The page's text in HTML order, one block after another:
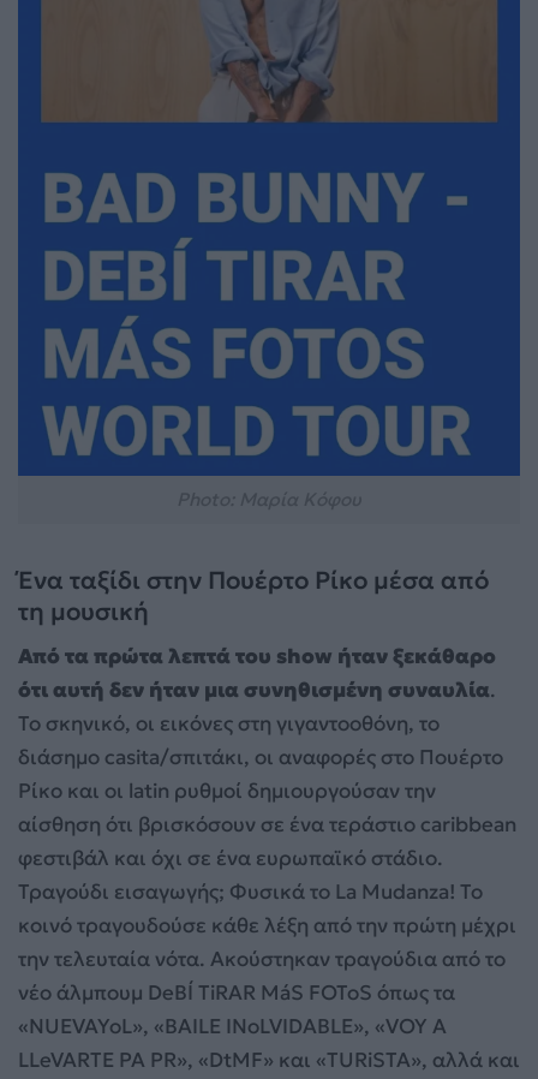
Ένα ταξίδι στην Πουέρτο Ρίκο μέσα από
τη μουσική
Από τα πρώτα λεπτά του show ήταν ξεκάθαρο
ότι αυτή δεν ήταν μια συνηθισμένη συναυλία.
Το σκηνικό, οι εικόνες στη γιγαντοοθόνη, το
διάσημο casita/σπιτάκι, οι αναφορές στο Πουέρτο
Ρίκο και οι latin ρυθμοί δημιουργούσαν την
αίσθηση ότι βρισκόσουν σε ένα τεράστιο caribbean
φεστιβάλ και όχι σε ένα ευρωπαϊκό στάδιο.
Τραγούδι εισαγωγής; Φυσικά το La Mudanza! Το
κοινό τραγουδούσε κάθε λέξη από την πρώτη μέχρι
την τελευταία νότα. Ακούστηκαν τραγούδια από το
νέο άλμπουμ DeBÍ TiRAR MáS FOToS όπως τα
«NUEVAYoL», «BAILE INoLVIDABLE», «VOY A
LLeVARTE PA PR», «DtMF» και «TURiSTA», αλλά και